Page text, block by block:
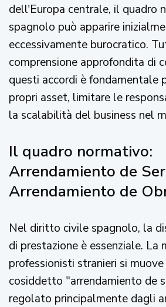
dell'Europa centrale, il quadro
spagnolo può apparire
eccessivamente burocratico.
comprensione approfondita di
questi accordi è fondamentale
propri asset, limitare le
la scalabilità del business nel
Il quadro normativo:
Arrendamiento de
Arrendamiento de
Nel diritto civile spagnolo, la
di prestazione è essenziale. La
professionisti stranieri si
cosiddetto "arrendamiento de
regolato principalmente dagli